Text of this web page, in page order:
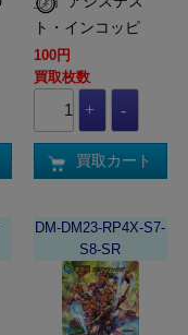
ト・インコッピ
100円
買取枚数
買取カート
DM-DM23-RP4X-S7-
S8-SR